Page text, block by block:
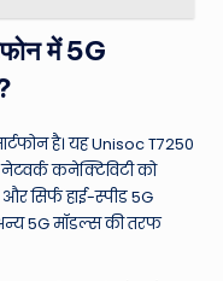
में 5G
है।यह Unisoc T7250
नेटवर्क कनेक्टिविटी को
सिर्फ हाई-स्पीड 5G
5G मॉडल्स की तरफ